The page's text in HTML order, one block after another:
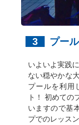
3 プー
いよいよ実践
ない穏やかな
プールを利用
ト！ 初めての
いますので基
プでのレッス